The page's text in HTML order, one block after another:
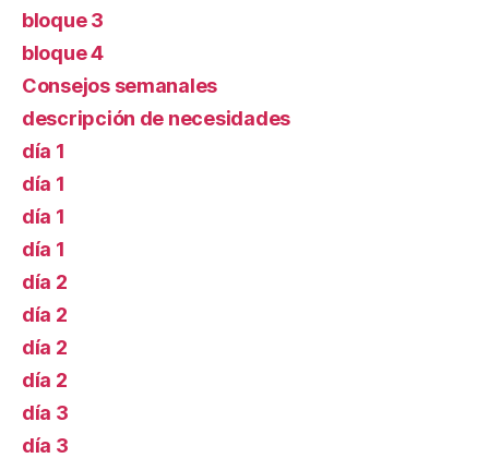
bloque 3
bloque 4
Consejos semanales
descripción de necesidades
día 1
día 1
día 1
día 1
día 2
día 2
día 2
día 2
día 3
día 3